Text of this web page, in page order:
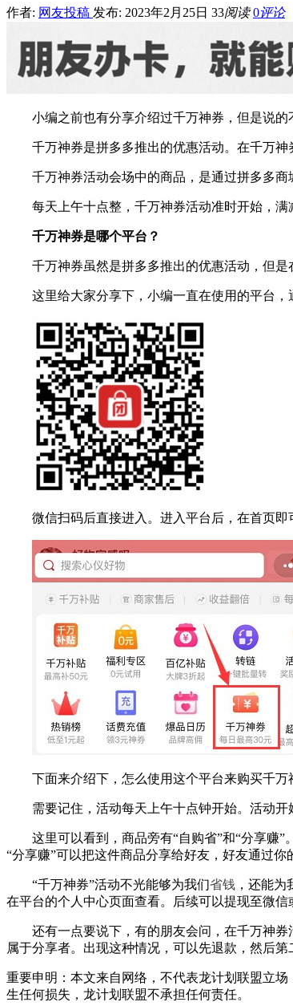
作者: 网友投稿 发布: 2023年2月25日 33阅读 0评论
小编之前也有分享介绍过千万神券，但是说
千万神券是拼多多推出的优惠活动。在千万
千万神券活动会场中的商品，是通过拼多多
每天上午十点整，千万神券活动准时开始，
千万神券是哪个平台？
千万神券虽然是拼多多推出的优惠活动，但
这里给大家分享下，小编一直在使用的平台
微信扫码后直接进入。进入平台后，在首页即
下面来介绍下，怎么使用这个平台来购买千万
需要记住，活动每天上午十点钟开始。活动
这里可以看到，商品旁有“自购省”和“分享赚
“分享赚”可以把这件商品分享给好友，好友通过你
“千万神券”活动不光能够为我们省钱 ，还能
在平台的个人中心页面查看。后续可以提现至微信
还有一点要说下，有的朋友会问，在千万神
属于分享者。出现这种情况，可以先退款，然后第
重要申明：本文来自网络，不代表龙计划联盟立
生任何损失，龙计划联盟不承担任何责任。